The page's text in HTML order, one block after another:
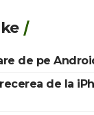
de pe
de la